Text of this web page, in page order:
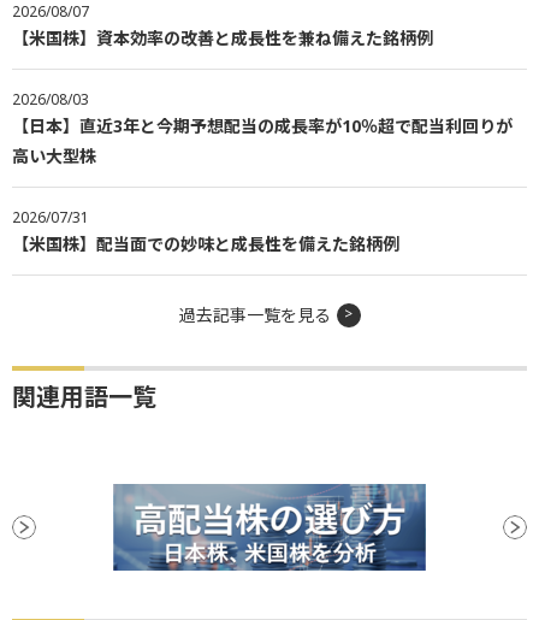
2026/08/07
【米国株】資本効率の改善と成長性を兼ね備えた銘柄例
2026/08/03
【日本】直近3年と今期予想配当の成長率が10％超で配当利回りが
高い大型株
2026/07/31
【米国株】配当面での妙味と成長性を備えた銘柄例
過去記事一覧を見る
関連用語一覧